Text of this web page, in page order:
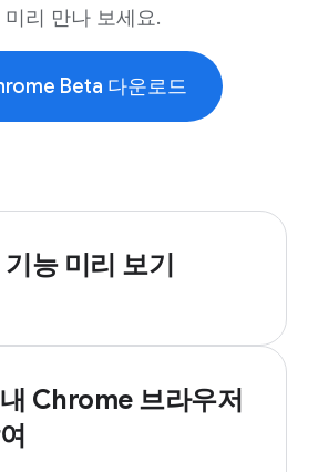
미리 만나 보세요.
Beta 다운로드
능 미리 보기
Chrome 브라우저